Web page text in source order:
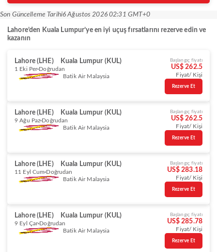
Son Güncelleme Tarihi6 Ağustos 2026 02:31 GMT+0
Lahore’den Kuala Lumpur’ye en iyi uçuş fırsatlarını rezerve edin ve
kazanın
Lahore (LHE) Kuala Lumpur (KUL)
1 Eki Per Doğrudan
Batik Air Malaysia
Başlangıç fiyatı
US$ 262.5
Fiyat/ Kişi
Rezerve Et
Lahore (LHE) Kuala Lumpur (KUL)
9 Ağu Paz Doğrudan
Batik Air Malaysia
Başlangıç fiyatı
US$ 262.5
Fiyat/ Kişi
Rezerve Et
Lahore (LHE) Kuala Lumpur (KUL)
11 Eyl Cum Doğrudan
Batik Air Malaysia
Başlangıç fiyatı
US$ 283.18
Fiyat/ Kişi
Rezerve Et
Lahore (LHE) Kuala Lumpur (KUL)
9 Eyl Çar Doğrudan
Batik Air Malaysia
Başlangıç fiyatı
US$ 285.78
Fiyat/ Kişi
Rezerve Et